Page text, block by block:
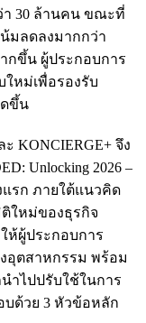
า 30 ล้านคน ขณะที่
มลดลงมากกว่า
กขึ้น ผู้ประกอบการ
หม่เพื่อรองรับ
ดขึ้น
KONCIERGE+ จึง
Unlocking 2026 –
งแรก ภายใต้แนวคิด
ใหม่ของธุรกิจ
ห้ผู้ประกอบการ
อุตสาหกรรม พร้อม
ำไปปรับใช้ในการ
บด้วย 3 หัวข้อหลัก